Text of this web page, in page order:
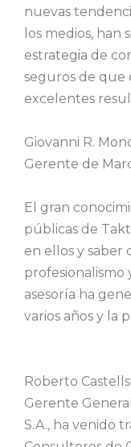
nuevas
los medios,
estrategia de
seguros de que
excelentes
Giovanni R.
Gerente de
El gran
públicas de
en ellos y saber
profesionalismo
asesoría ha
varios años y la
Roberto
Gerente General
S.A., ha venido